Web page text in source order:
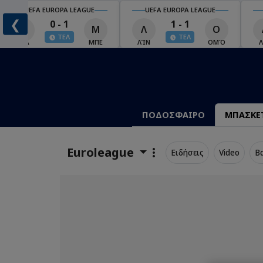
❮
UEFA EUROPA LEAGUE
ΧΡΆ
0 - 1
ΤΕΛ
Μ
ΜΠΕ
UEFA EUROPA LEAGUE
Λ
ΛΊΝ
1 - 1
ΤΕΛ
Ο
ΟΜΌ
ΠΟΔΟΣΦΑΙΡΟ
Euroleague Ειδήσεις Video